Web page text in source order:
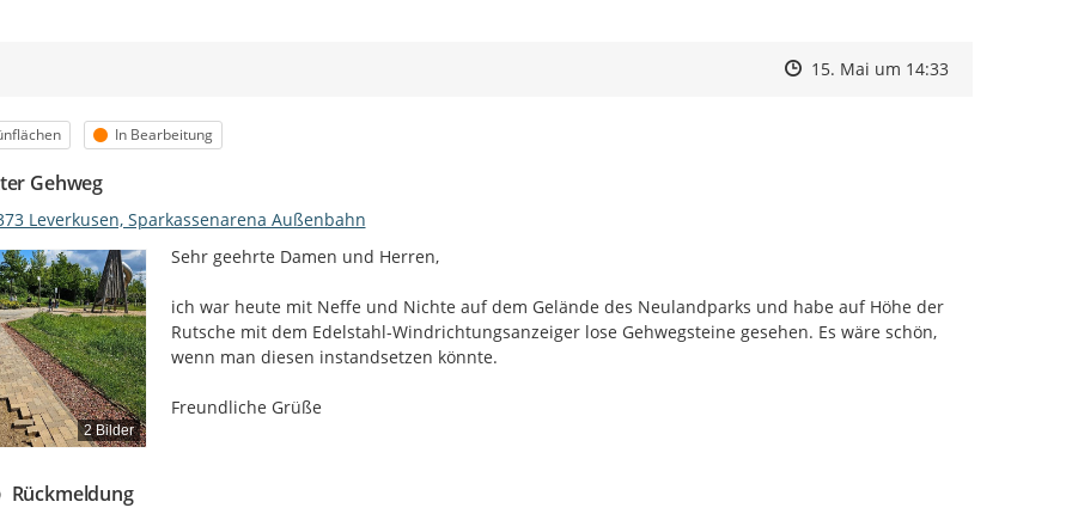
Zeitpunkt des Erstellens
Zeitpunkt des Erstellens
15. Mai um 14:33Zur Äußerung
Status
In Bearbeitung
Gehweg
Leverkusen, Sparkassenarena Außenbahn
2 Bilder
Sehr geehrte Damen und Herren,
ich war heute mit Neffe und Nichte auf dem Gelände des Neulandparks und habe auf Höhe der
Rutsche mit dem Edelstahl-Windrichtungsanzeiger lose Gehwegsteine gesehen. Es wäre schön,
wenn man diesen instandsetzen könnte.
Freundliche Grüße
Rückmeldung